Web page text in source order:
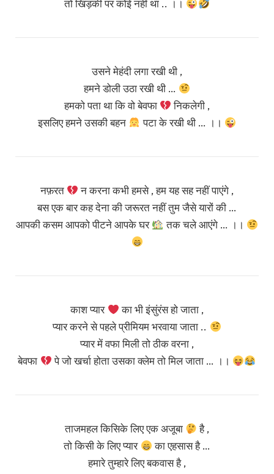
तो खिड़की पर कोई नहीं था .. ।।
उसने मेहंदी लगा रखी थी ,
हमने डोली उठा रखी थी …
हमको पता था कि वो बेवफा
निकलेगी ,
इसलिए हमने उसकी बहन
पटा के रखी थी … ।।
नफ़रत
न करना कभी हमसे , हम यह सह नहीं पाएंगे ,
बस एक बार कह देना की जरूरत नहीं तुम जैसे यारों की …
आपकी कसम आपको पीटने आपके घर
तक चले आएंगे … ।।
काश प्यार
का भी इंसुंरंस हो जाता ,
प्यार करने से पहले प्रीमियम भरवाया जाता ..
प्यार में वफा मिली तो ठीक वरना ,
बेवफा
पे जो खर्चा होता उसका क्लेम तो मिल जाता … ।।
ताजमहल किसिके लिए एक अजूबा
है ,
तो किसी के लिए प्यार
का एहसास है …
हमारे तुम्हारे लिए बकवास है ,